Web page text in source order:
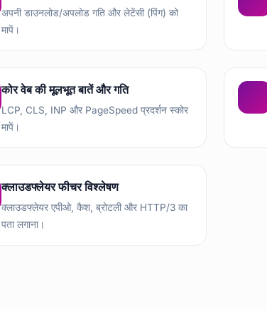
अपनी डाउनलोड/अपलोड गति और लेटेंसी (पिंग) को
मापें।
कोर वेब की मूलभूत बातें और गति
LCP, CLS, INP और PageSpeed प्रदर्शन स्कोर
मापें।
क्लाउडफ्लेयर फीचर विश्लेषण
क्लाउडफ्लेयर एपीओ, कैश, ब्रोटली और HTTP/3 का
पता लगाना।